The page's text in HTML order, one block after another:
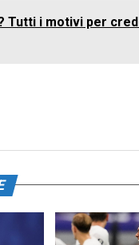
Tutti i motivi per